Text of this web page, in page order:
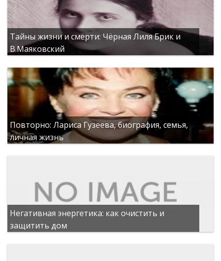
Тайны жизни и смерти: Чёрная Лиля Брик и
В.Маяковский
Повторно: Лариса Гузеева, биография, семья,
личная жизнь
Негативная энергетика: как очистить и
защитить дом